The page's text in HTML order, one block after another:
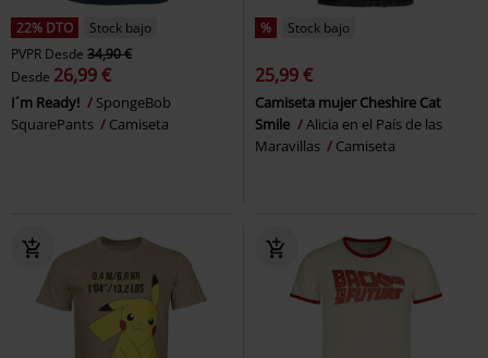
22% DTO
Stock bajo
PVPR Desde 34,90 €
Desde 26,99 €
I´m Ready!
SpongeBob
SquarePants
Camiseta
% Stock bajo
25,99 €
Camiseta mujer Cheshire Cat
Smile
Alicia en el País de las
Maravillas
Camiseta